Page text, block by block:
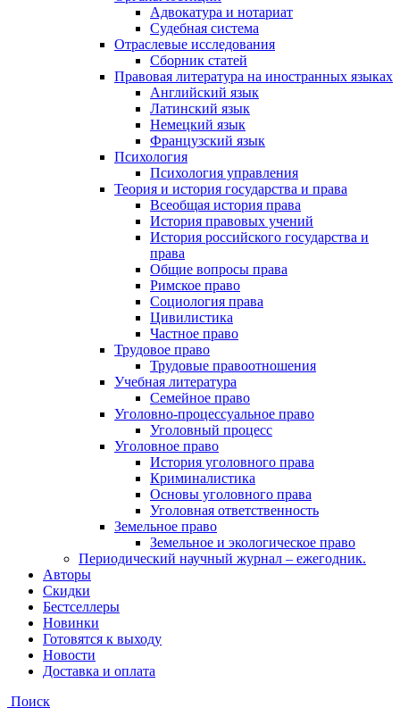
Адвокатура и нотариат
Судебная система
Отраслевые исследования
Сборник статей
Правовая литература на иностранных языках
Английский язык
Латинский язык
Немецкий язык
Французский язык
Психология
Психология управления
Теория и история государства и права
Всеобщая история права
История правовых учений
История российского государства и
права
Общие вопросы права
Римское право
Социология права
Цивилистика
Частное право
Трудовое право
Трудовые правоотношения
Учебная литература
Семейное право
Уголовно-процессуальное право
Уголовный процесс
Уголовное право
История уголовного права
Криминалистика
Основы уголовного права
Уголовная ответственность
Земельное право
Земельное и экологическое право
Периодический научный журнал – ежегодник.
Авторы
Скидки
Бестселлеры
Новинки
Готовятся к выходу
Новости
Доставка и оплата
Поиск